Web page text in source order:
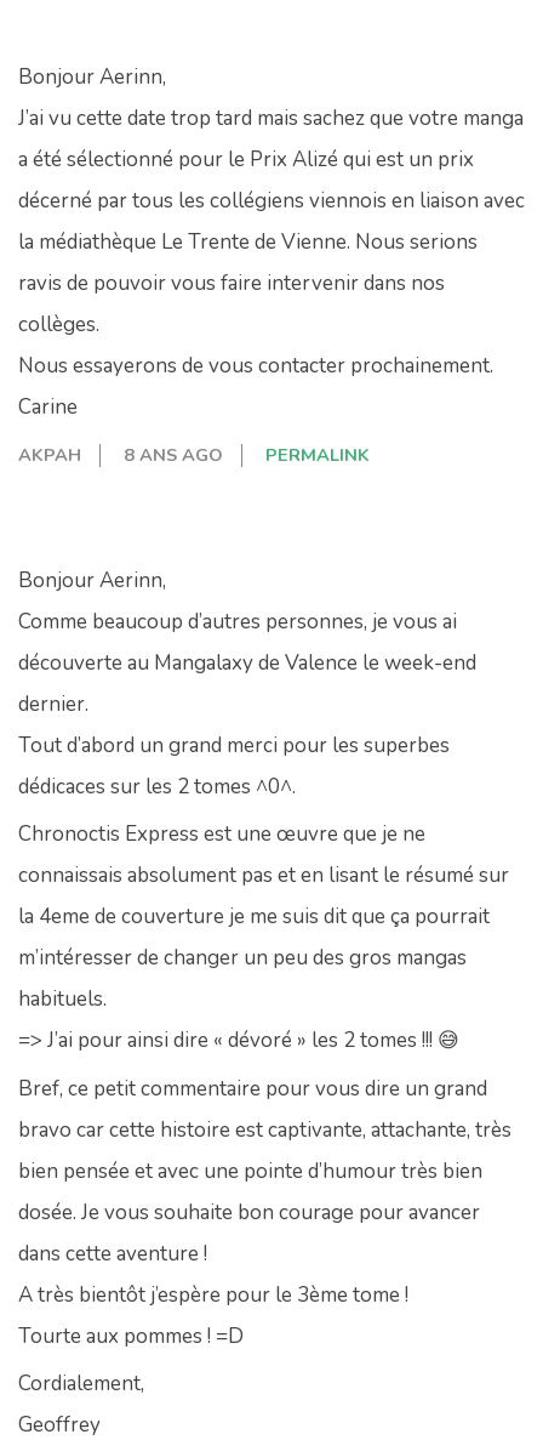
Bonjour Aerinn,
J’ai vu cette date trop tard mais sachez que votre manga
a été sélectionné pour le Prix Alizé qui est un prix
décerné par tous les collégiens viennois en liaison avec
la médiathèque Le Trente de Vienne. Nous serions
ravis de pouvoir vous faire intervenir dans nos
collèges.
Nous essayerons de vous contacter prochainement.
Carine
AKPAH 8 ANS AGO PERMALINK
Bonjour Aerinn,
Comme beaucoup d’autres personnes, je vous ai
découverte au Mangalaxy de Valence le week-end
dernier.
Tout d’abord un grand merci pour les superbes
dédicaces sur les 2 tomes ^0^.
Chronoctis Express est une œuvre que je ne
connaissais absolument pas et en lisant le résumé sur
la 4eme de couverture je me suis dit que ça pourrait
m’intéresser de changer un peu des gros mangas
habituels.
=> J’ai pour ainsi dire « dévoré » les 2 tomes !!! 😅
Bref, ce petit commentaire pour vous dire un grand
bravo car cette histoire est captivante, attachante, très
bien pensée et avec une pointe d’humour très bien
dosée. Je vous souhaite bon courage pour avancer
dans cette aventure !
A très bientôt j’espère pour le 3ème tome !
Tourte aux pommes ! =D
Cordialement,
Geoffrey